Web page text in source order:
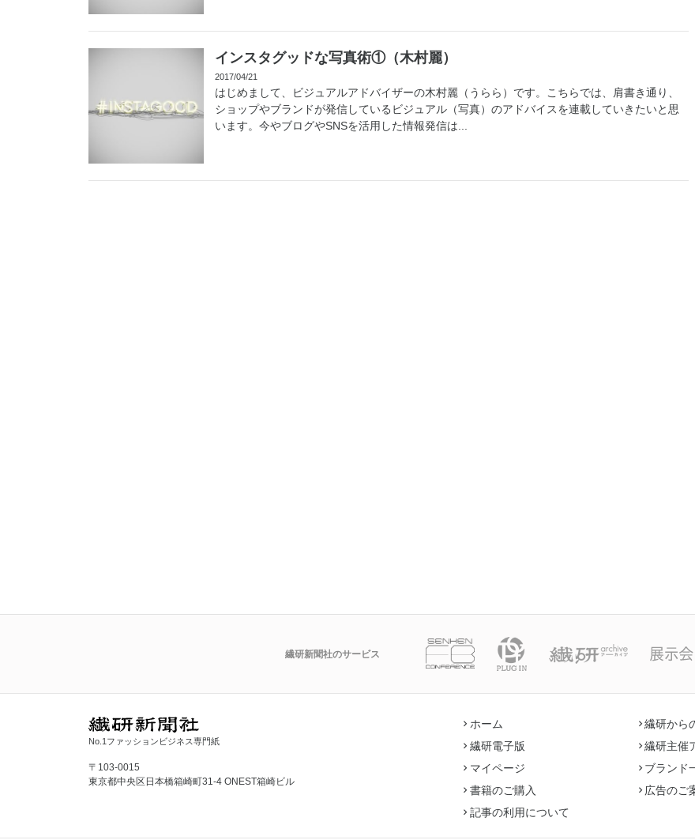
インスタグッドな写真術①（木村麗）
2017/04/21
はじめまして、ビジュアルアドバイザーの木村麗（うらら）です。こちらでは、肩書き通り、
ショップやブランドが発信しているビジュアル（写真）のアドバイスを連載していきたいと思
います。今やブログやSNSを活用した情報発信は...
繊研新聞社のサービス
No.1ファッションビジネス専門紙
〒103-0015
東京都中央区日本橋箱崎町31-4 ONEST箱崎ビル
ホーム
繊研電子版
マイページ
書籍のご購入
記事の利用について
繊研から
繊研主催
ブランド
広告のご